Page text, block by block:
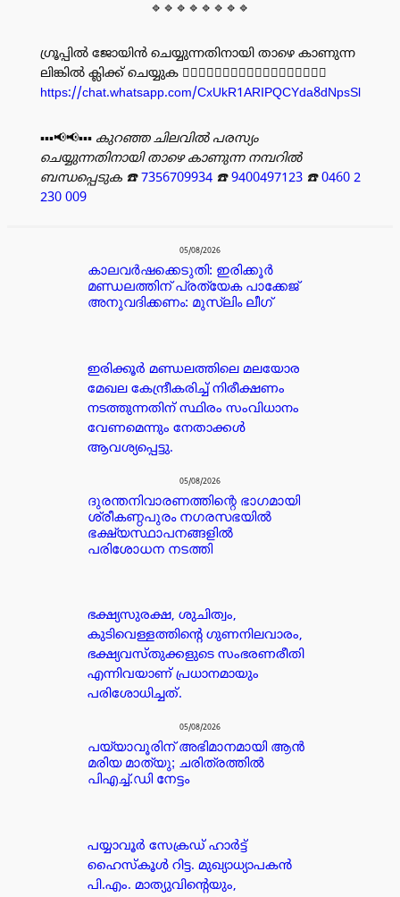
🔹🔹🔹🔹🔹🔹🔹🔹
ഗ്രൂപ്പിൽ ജോയിൻ ചെയ്യുന്നതിനായി താഴെ കാണുന്ന
ലിങ്കിൽ ക്ലിക്ക് ചെയ്യുക 👇🏻👇🏻👇🏻👇🏻👇🏻👇🏻👇🏻👇🏻👇🏻
https://chat.whatsapp.com/CxUkR1ARIPQCYda8dNpsSl
▪️▪️▪️📢📢▪️▪️▪️ കുറഞ്ഞ ചിലവിൽ പരസ്യം
ചെയ്യുന്നതിനായി താഴെ കാണുന്ന നമ്പറിൽ
ബന്ധപ്പെടുക ☎️7356709934 ☎️9400497123 ☎️0460 2
230 009
05/08/2026
കാലവർഷക്കെടുതി: ഇരിക്കൂർ
മണ്ഡലത്തിന് പ്രത്യേക പാക്കേജ്
അനുവദിക്കണം: മുസ്ലിം ലീഗ്
ഇരിക്കൂർ മണ്ഡലത്തിലെ മലയോര
മേഖല കേന്ദ്രീകരിച്ച് നിരീക്ഷണം
നടത്തുന്നതിന് സ്ഥിരം സംവിധാനം
വേണമെന്നും നേതാക്കൾ
ആവശ്യപ്പെട്ടു.
05/08/2026
ദുരന്തനിവാരണത്തിന്റെ ഭാഗമായി
ശ്രീകണ്ഠപുരം നഗരസഭയിൽ
ഭക്ഷ്യസ്ഥാപനങ്ങളിൽ
പരിശോധന നടത്തി
ഭക്ഷ്യസുരക്ഷ, ശുചിത്വം,
കുടിവെള്ളത്തിന്റെ ഗുണനിലവാരം,
ഭക്ഷ്യവസ്തുക്കളുടെ സംഭരണരീതി
എന്നിവയാണ് പ്രധാനമായും
പരിശോധിച്ചത്.
05/08/2026
പയ്യാവൂരിന് അഭിമാനമായി ആൻ
മരിയ മാത്യു; ചരിത്രത്തിൽ
പിഎച്ച്.ഡി നേട്ടം
പയ്യാവൂർ സേക്രഡ് ഹാർട്ട്
ഹൈസ്കൂൾ റിട്ട. മുഖ്യാധ്യാപകൻ
പി.എം. മാത്യുവിന്റെയും,